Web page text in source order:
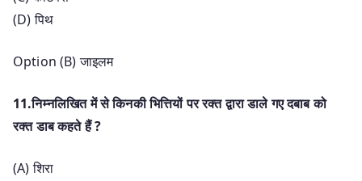
(D) पिथ
Option (B) जाइलम
11.निम्नलिखित में से किनकी भित्तियों पर रक्त द्वारा डाले गए दबाब को
रक्त डाब कहते हैं ?
(A) शिरा